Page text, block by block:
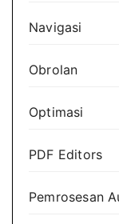
Navigasi
Obrolan
Optimasi
PDF Editors
Pemrosesan